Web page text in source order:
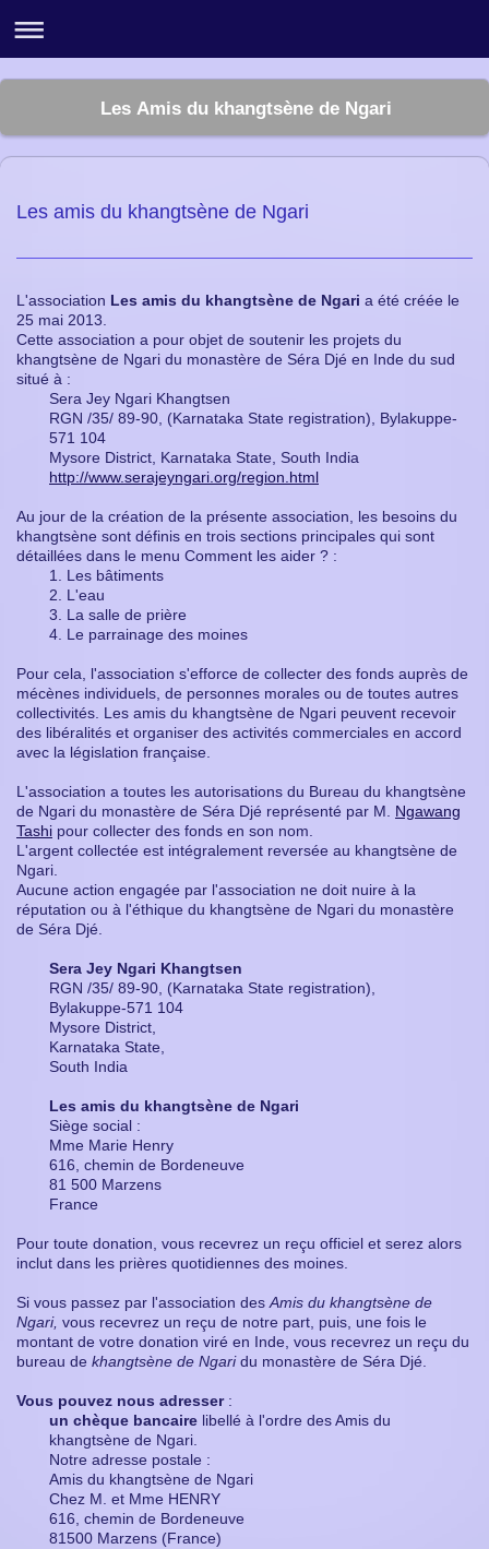
Les Amis du khangtsène de Ngari
Les amis du khangtsène de Ngari
L'association Les amis du khangtsène de Ngari a été créée le
25 mai 2013.
Cette association a pour objet de soutenir les projets du
khangtsène de Ngari du monastère de Séra Djé en Inde du sud
situé à :
Sera Jey Ngari Khangtsen
RGN /35/ 89-90, (Karnataka State registration), Bylakuppe-
571 104
Mysore District, Karnataka State, South India
http://www.serajeyngari.org/region.html
Au jour de la création de la présente association, les besoins du
khangtsène sont définis en trois sections principales qui sont
détaillées dans le menu Comment les aider ? :
1. Les bâtiments
2. L'eau
3. La salle de prière
4. Le parrainage des moines
Pour cela, l'association s'efforce de collecter des fonds auprès de
mécènes individuels, de personnes morales ou de toutes autres
collectivités. Les amis du khangtsène de Ngari peuvent recevoir
des libéralités et organiser des activités commerciales en accord
avec la législation française.
L'association a toutes les autorisations du Bureau du khangtsène
de Ngari du monastère de Séra Djé représenté par M. Ngawang
Tashi pour collecter des fonds en son nom.
L'argent collectée est intégralement reversée au khangtsène de
Ngari.
Aucune action engagée par l'association ne doit nuire à la
réputation ou à l'éthique du khangtsène de Ngari du monastère
de Séra Djé.
Sera Jey Ngari Khangtsen
RGN /35/ 89-90, (Karnataka State registration),
Bylakuppe-571 104
Mysore District,
Karnataka State,
South India
Les amis du khangtsène de Ngari
Siège social :
Mme Marie Henry
616, chemin de Bordeneuve
81 500 Marzens
France
Pour toute donation, vous recevrez un reçu officiel et serez alors
inclut dans les prières quotidiennes des moines.
Si vous passez par l'association desAmis du khangtsène de
Ngari, vous recevrez un reçu de notre part, puis, une fois le
montant de votre donation viré en Inde, vous recevrez un reçu du
bureau de khangtsène de Ngaridu monastère de Séra Djé.
Vous pouvez nous adresser:
un chèque bancaire libellé à l'ordre des Amis du
khangtsène de Ngari.
Notre adresse postale :
Amis du khangtsène de Ngari
Chez M. et Mme HENRY
616, chemin de Bordeneuve
81500 Marzens (France)